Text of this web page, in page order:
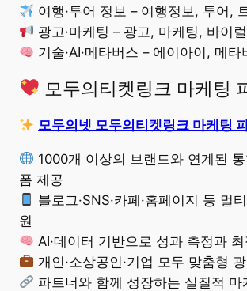
여행·투어 정보 – 여행정보, 투어,
광고·마케팅 – 광고, 마케팅, 바이
기술·AI·메타버스 – 에이아이, 메
모두의티켓링크 마케팅
모두의넷 모두의티켓링크 마케팅
1000개 이상의 브랜드와 연계된
폼 제공
블로그·SNS·카페·홈페이지 등 멀
원
AI·데이터 기반으로 성과 측정과
개인·소상공인·기업 모두 맞춤형
파트너와 함께 성장하는 실질적 마